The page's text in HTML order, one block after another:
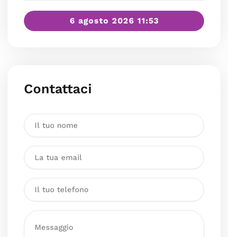
6 agosto 2026 11:53
Contattaci